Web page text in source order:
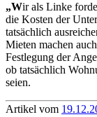
„Wir als Linke
die Kosten der
tatsächlich
Mieten machen
Festlegung der
ob tatsächlich
seien.
Artikel vom